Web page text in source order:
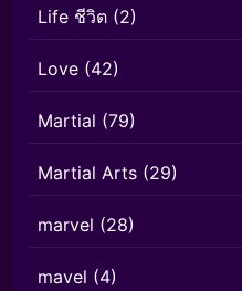
Life ชีวิต (2)
Love (42)
Martial (79)
Martial Arts (29)
marvel (28)
mavel (4)